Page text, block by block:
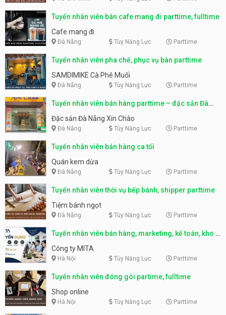
Tuyển nhân viên bán cafe mang đi parttime, fulltime
Cafe mang đi
Đà Nẵng Tùy Năng Lực Parttime
Tuyển nhân viên pha chế, phục vụ bàn parttime
SAMDIMIKE Cà Phê Muối
Đà Nẵng Tùy Năng Lực Parttime
Tuyển nhân viên bán hàng parttime – đặc sản Đà
Nẵng
Đặc sản Đà Nẵng Xin Chào
Đà Nẵng Tùy Năng Lực Parttime
Tuyển nhân viên bán hàng ca tối
Quán kem dừa
Đà Nẵng Tùy Năng Lực Parttime
Tuyển nhân viên thời vụ bếp bánh, shipper parttime
Tiệm bánh ngọt
Đà Nẵng Tùy Năng Lực Parttime
Tuyển nhân viên bán hàng, marketing, kế toán, kho –
parttime, fulltime
Công ty MITA
Hà Nội Tùy Năng Lực Parttime
Tuyển nhân viên đóng gói partime, fulltime
Shop online
Hà Nội Tùy Năng Lực Parttime